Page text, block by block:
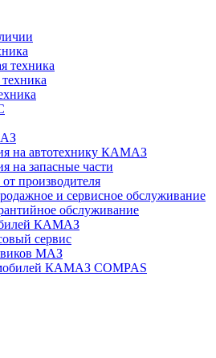
техника
на автотехнику КАМАЗ
на запасные части
производителя
и сервисное обслуживание
обслуживание
КАМАЗ
сервис
МАЗ
КАМАЗ COMPAS